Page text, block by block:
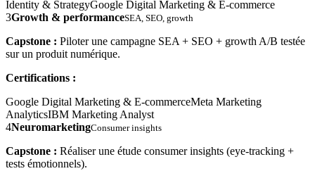
Identity & StrategyGoogle Digital Marketing & E-commerce
3Growth & performanceSEA, SEO, growth
Capstone : Piloter une campagne SEA + SEO + growth A/B testée
sur un produit numérique.
Certifications :
Google Digital Marketing & E-commerceMeta Marketing
AnalyticsIBM Marketing Analyst
4NeuromarketingConsumer insights
Capstone : Réaliser une étude consumer insights (eye-tracking +
tests émotionnels).